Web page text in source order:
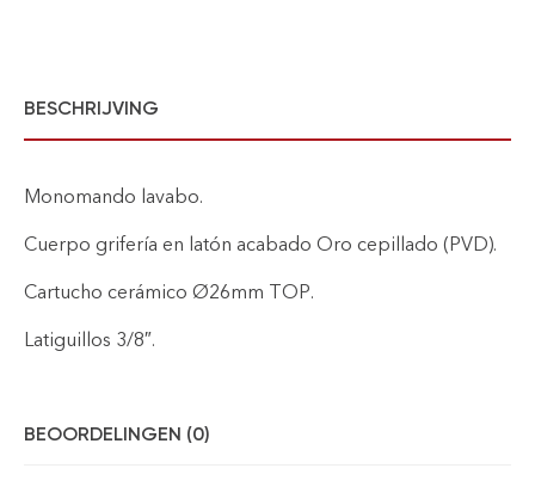
BESCHRIJVING
Monomando lavabo.
Cuerpo grifería en latón acabado Oro cepillado (PVD).
Cartucho cerámico Ø26mm TOP.
Latiguillos 3/8″.
BEOORDELINGEN (0)